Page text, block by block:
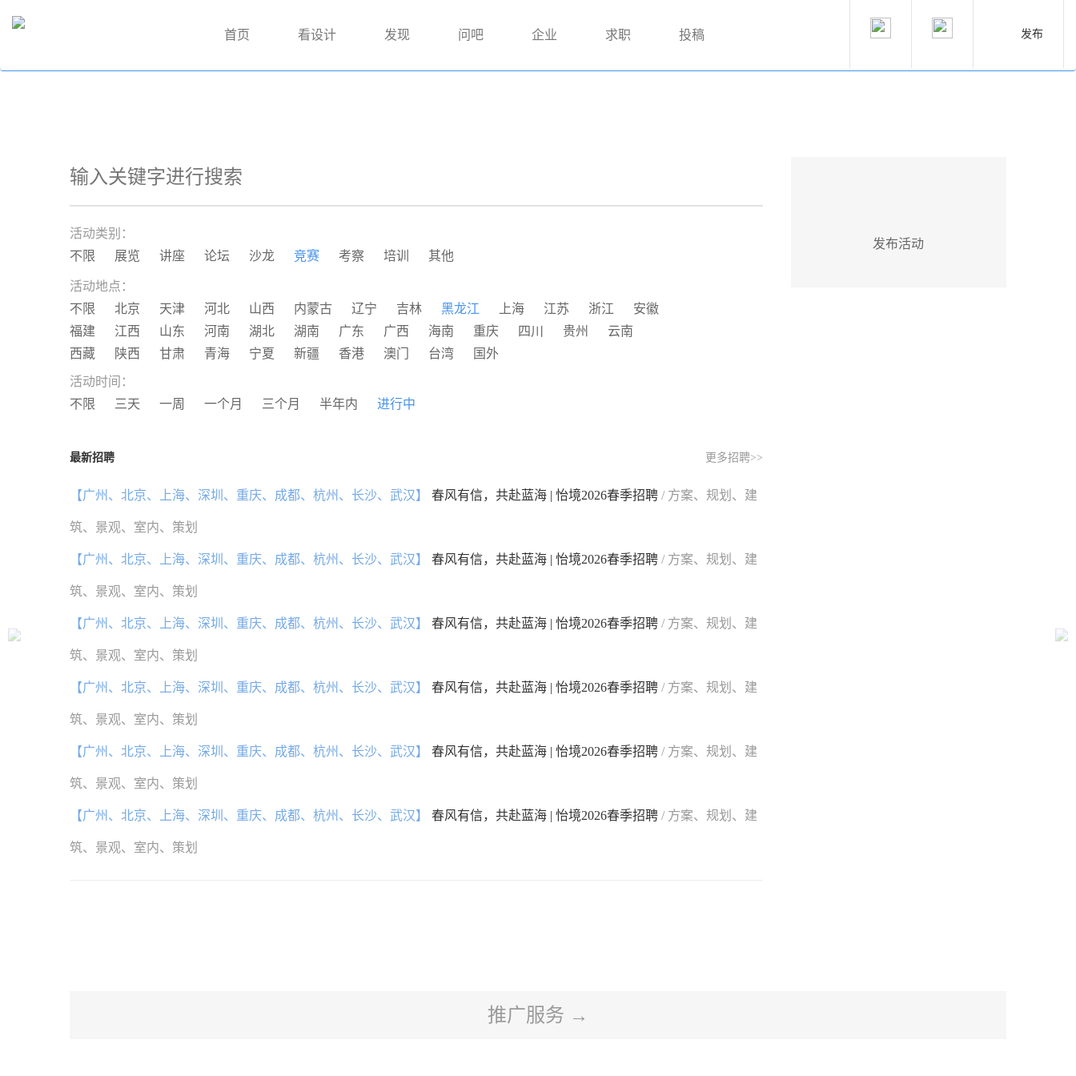
首页 看设计 发现 问吧 企业 求职 投稿 发布
活动类别：
不限
展览 讲座 论坛 沙龙 竞赛 考察 培训 其他
活动地点：
不限
北京 天津 河北 山西 内蒙古 辽宁 吉林 黑龙江 上海 江苏 浙江
安徽
福建
江西 山东 河南 湖北 湖南 广东 广西 海南 重庆 四川 贵州
云南
西藏
陕西 甘肃 青海 宁夏 新疆 香港 澳门 台湾 国外
活动时间：
不限
三天 一周 一个月 三个月 半年内 进行中
最新招聘 更多招聘>>
【广州、北京、上海、深圳、重庆、成都、杭州、长沙、武汉】 春风有信，共赴蓝海 | 怡境2026春季招聘 / 方案、规划、建
筑、景观、室内、策划
【广州、北京、上海、深圳、重庆、成都、杭州、长沙、武汉】 春风有信，共赴蓝海 | 怡境2026春季招聘 / 方案、规划、建
筑、景观、室内、策划
【广州、北京、上海、深圳、重庆、成都、杭州、长沙、武汉】 春风有信，共赴蓝海 | 怡境2026春季招聘 / 方案、规划、建
筑、景观、室内、策划
【广州、北京、上海、深圳、重庆、成都、杭州、长沙、武汉】 春风有信，共赴蓝海 | 怡境2026春季招聘 / 方案、规划、建
筑、景观、室内、策划
【广州、北京、上海、深圳、重庆、成都、杭州、长沙、武汉】 春风有信，共赴蓝海 | 怡境2026春季招聘 / 方案、规划、建
筑、景观、室内、策划
【广州、北京、上海、深圳、重庆、成都、杭州、长沙、武汉】 春风有信，共赴蓝海 | 怡境2026春季招聘 / 方案、规划、建
筑、景观、室内、策划
发布活动
推广服务 →